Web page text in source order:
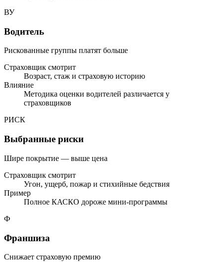
ВУ
Водитель
Рискованные группы платят больше
Страховщик смотрит
Возраст, стаж и страховую историю
Влияние
Методика оценки водителей различается у
страховщиков
РИСК
Выбранные риски
Шире покрытие — выше цена
Страховщик смотрит
Угон, ущерб, пожар и стихийные бедствия
Пример
Полное КАСКО дороже мини-программы
Ф
Франшиза
Снижает страховую премию